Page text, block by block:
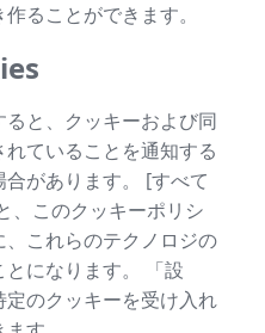
ることができます。
と、クッキーおよび同
ていることを通知する
があります。 [すべて
、このクッキーポリシ
これらのテクノロジの
になります。 「設
のクッキーを受け入れ